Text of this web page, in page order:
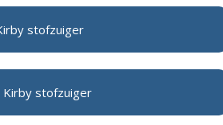
stofzuiger
Kirby stofzuiger